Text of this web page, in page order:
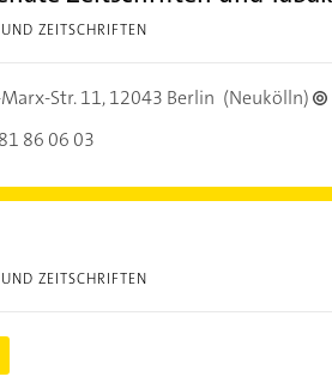
ZEITSCHRIFTEN
Str. 11,12043 Berlin (Neukölln)
86 06 03
ZEITSCHRIFTEN